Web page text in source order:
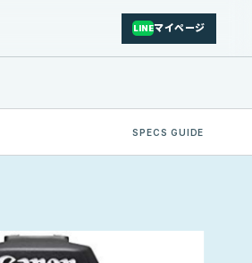
LINEマイページ
SPECS GUIDE